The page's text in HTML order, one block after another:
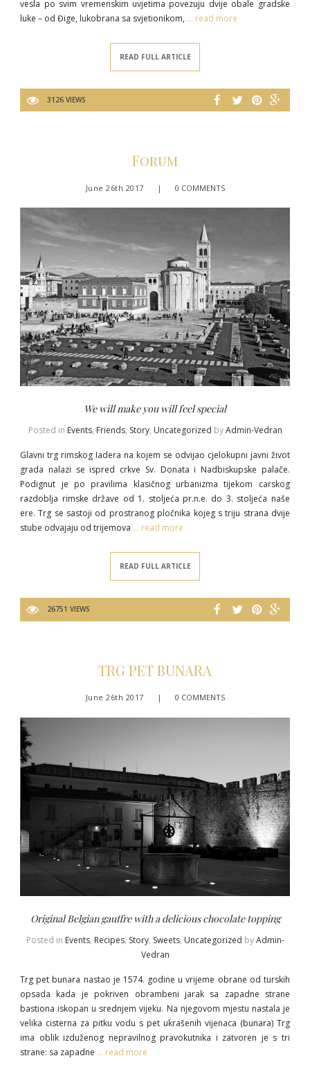
vesla po svim vremenskim uvjetima povezuju dvije obale gradske
luke – od Đige, lukobrana sa svjetionikom, … read more
READ FULL ARTICLE
3126 VIEWS
Forum
June 26th 2017 | 0 COMMENTS
We will make you will feel special
Posted in Events, Friends, Story, Uncategorized byAdmin-Vedran
Glavni trg rimskog Iadera na kojem se odvijao cjelokupni javni život
grada nalazi se ispred crkve Sv. Donata i Nadbiskupske palače.
Podignut je po pravilima klasičnog urbanizma tijekom carskog
razdoblja rimske države od 1. stoljeća pr.n.e. do 3. stoljeća naše
ere. Trg se sastoji od prostranog pločnika kojeg s triju strana dvije
stube odvajaju od trijemova … read more
READ FULL ARTICLE
26751 VIEWS
TRG PET BUNARA
June 26th 2017 | 0 COMMENTS
Original Belgian gauffre with a delicious chocolate topping
Posted in Events, Recipes, Story, Sweets, Uncategorized byAdmin-
Vedran
Trg pet bunara nastao je 1574. godine u vrijeme obrane od turskih
opsada kada je pokriven obrambeni jarak sa zapadne strane
bastiona iskopan u srednjem vijeku. Na njegovom mjestu nastala je
velika cisterna za pitku vodu s pet ukrašenih vijenaca (bunara) Trg
ima oblik izduženog nepravilnog pravokutnika i zatvoren je s tri
strane: sa zapadne … read more